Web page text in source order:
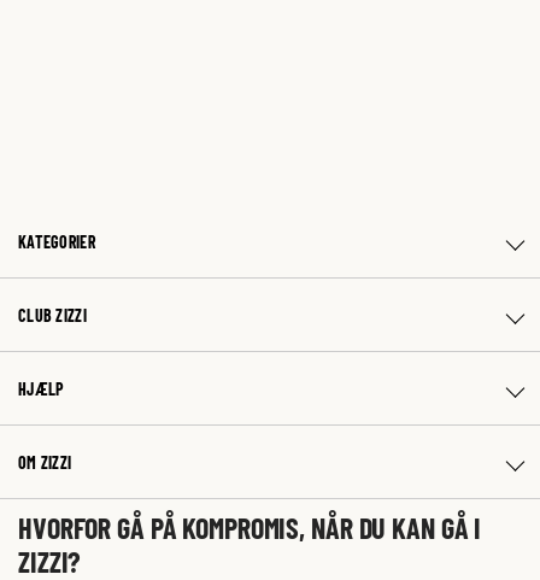
KATEGORIER
CLUB ZIZZI
HJÆLP
OM ZIZZI
HVORFOR GÅ PÅ KOMPROMIS, NÅR DU KAN GÅ I
ZIZZI?